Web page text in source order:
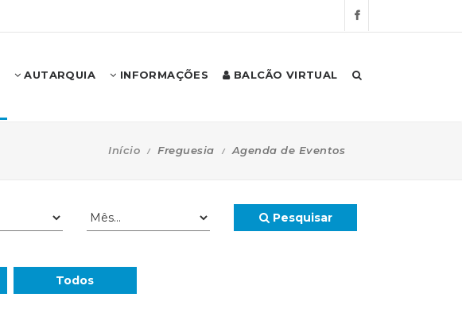
AUTARQUIA INFORMAÇÕES BALCÃO VIRTUAL
Início Freguesia Agenda de Eventos
Pesquisar
Todos